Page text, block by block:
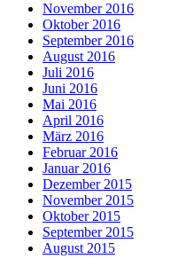
November 2016
Oktober 2016
September 2016
August 2016
Juli 2016
Juni 2016
Mai 2016
April 2016
März 2016
Februar 2016
Januar 2016
Dezember 2015
November 2015
Oktober 2015
September 2015
August 2015